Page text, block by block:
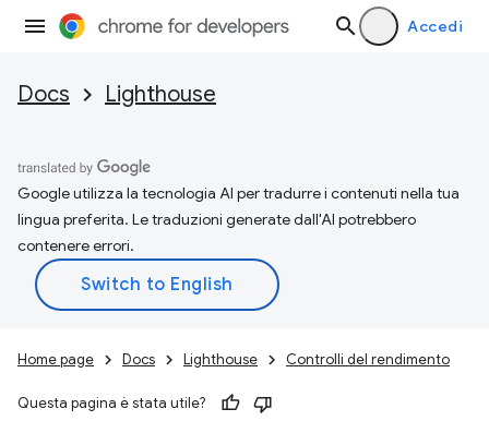
Accedi
Docs Lighthouse
Google utilizza la tecnologia AI per tradurre i contenuti nella tua
lingua preferita. Le traduzioni generate dall'AI potrebbero
contenere errori.
Home page Docs Lighthouse Controlli del rendimento
Questa pagina è stata utile?